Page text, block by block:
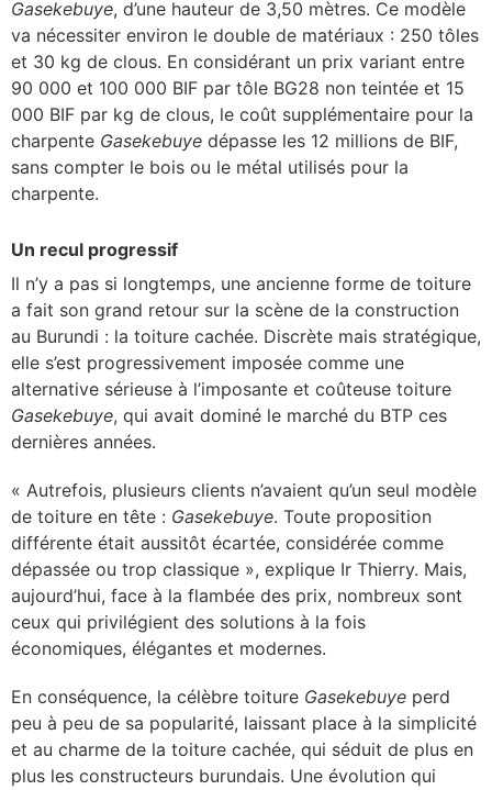
Gasekebuye, d’une hauteur de 3,50 mètres. Ce modèle
va nécessiter environ le double de matériaux : 250 tôles
et 30 kg de clous. En considérant un prix variant entre
90 000 et 100 000 BIF par tôle BG28 non teintée et 15
000 BIF par kg de clous, le coût supplémentaire pour la
charpente Gasekebuye dépasse les 12 millions de BIF,
sans compter le bois ou le métal utilisés pour la
charpente.
Un recul progressif
Il n’y a pas si longtemps, une ancienne forme de toiture
a fait son grand retour sur la scène de la construction
au Burundi : la toiture cachée. Discrète mais stratégique,
elle s’est progressivement imposée comme une
alternative sérieuse à l’imposante et coûteuse toiture
Gasekebuye, qui avait dominé le marché du BTP ces
dernières années.
« Autrefois, plusieurs clients n’avaient qu’un seul modèle
de toiture en tête : Gasekebuye. Toute proposition
différente était aussitôt écartée, considérée comme
dépassée ou trop classique », explique Ir Thierry. Mais,
aujourd’hui, face à la flambée des prix, nombreux sont
ceux qui privilégient des solutions à la fois
économiques, élégantes et modernes.
En conséquence, la célèbre toiture Gasekebuye perd
peu à peu de sa popularité, laissant place à la simplicité
et au charme de la toiture cachée, qui séduit de plus en
plus les constructeurs burundais. Une évolution qui